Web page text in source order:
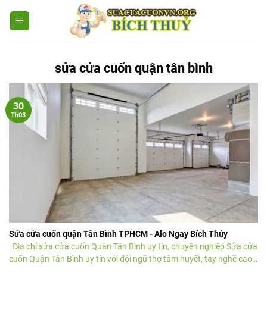
sửa cửa cuốn quận tân bình
Sửa cửa cuốn quận Tân Bình TPHCM - Alo Ngay Bích Thủy
Địa chỉ sửa cửa cuốn Quận Tân Bình uy tín, chuyên nghiệp Sửa cửa
cuốn Quận Tân Bình uy tín với đội ngũ thợ tâm huyết, tay nghề cao,
30
Th03